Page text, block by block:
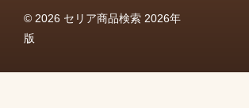
© 2026 セリア商品検索 2026年
版